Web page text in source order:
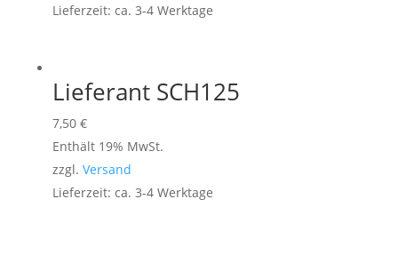
Lieferzeit: ca. 3-4 Werktage
Lieferant SCH125
7,50 €
Enthält 19% MwSt.
zzgl. Versand
Lieferzeit: ca. 3-4 Werktage